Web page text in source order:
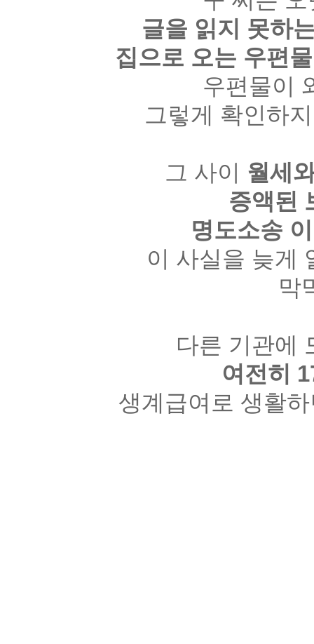
글을 읽지 못하
집으로 오는 우편
우편물이
그렇게 확인하
그 사이 월세
증액된
명도소송
이 사실을 늦게
막
다른 기관에
여전히
생계급여로 생활